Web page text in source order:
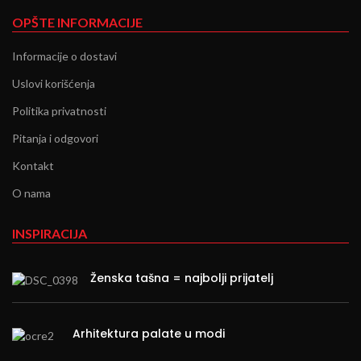
OPŠTE INFORMACIJE
Informacije o dostavi
Uslovi korišćenja
Politika privatnosti
Pitanja i odgovori
Kontakt
O nama
INSPIRACIJA
Ženska tašna = najbolji prijatelj
Arhitektura palate u modi